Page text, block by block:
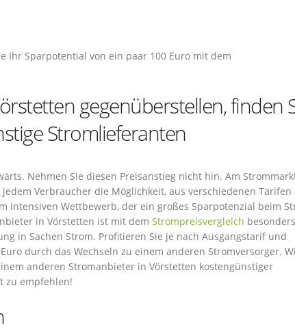
Ihr Sparpotential von ein paar 100 Euro mit dem
gegenüberstellen, finden
Stromlieferanten
Nehmen Sie diesen Preisanstieg nicht hin. Am
Verbraucher die Möglichkeit, aus verschiedenen Tarifen
intensiven Wettbewerb, der ein großes Sparpotenzial beim
in Vörstetten ist mit dem Strompreisvergleich besonders
in Sachen Strom. Profitieren Sie je nach Ausgangstarif und
durch das Wechseln zu einem anderen Stromversorger.
anderen Stromanbieter in Vörstetten kostengünstiger
zu empfehlen!